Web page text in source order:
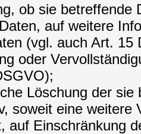
ob sie betreffende
auf weitere
(vgl. auch Art. 15
oder
Löschung der
soweit eine
auf Einschränkung